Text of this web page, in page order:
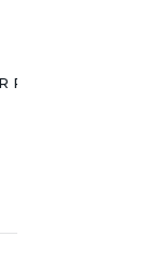
P-45, розовая,